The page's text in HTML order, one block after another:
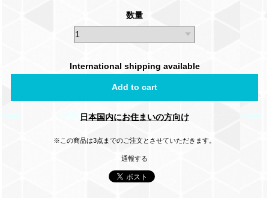
数量
International shipping available
Add to cart
日本国内にお住まいの方向け
※この商品は3点までのご注文とさせていただきます。
通報する